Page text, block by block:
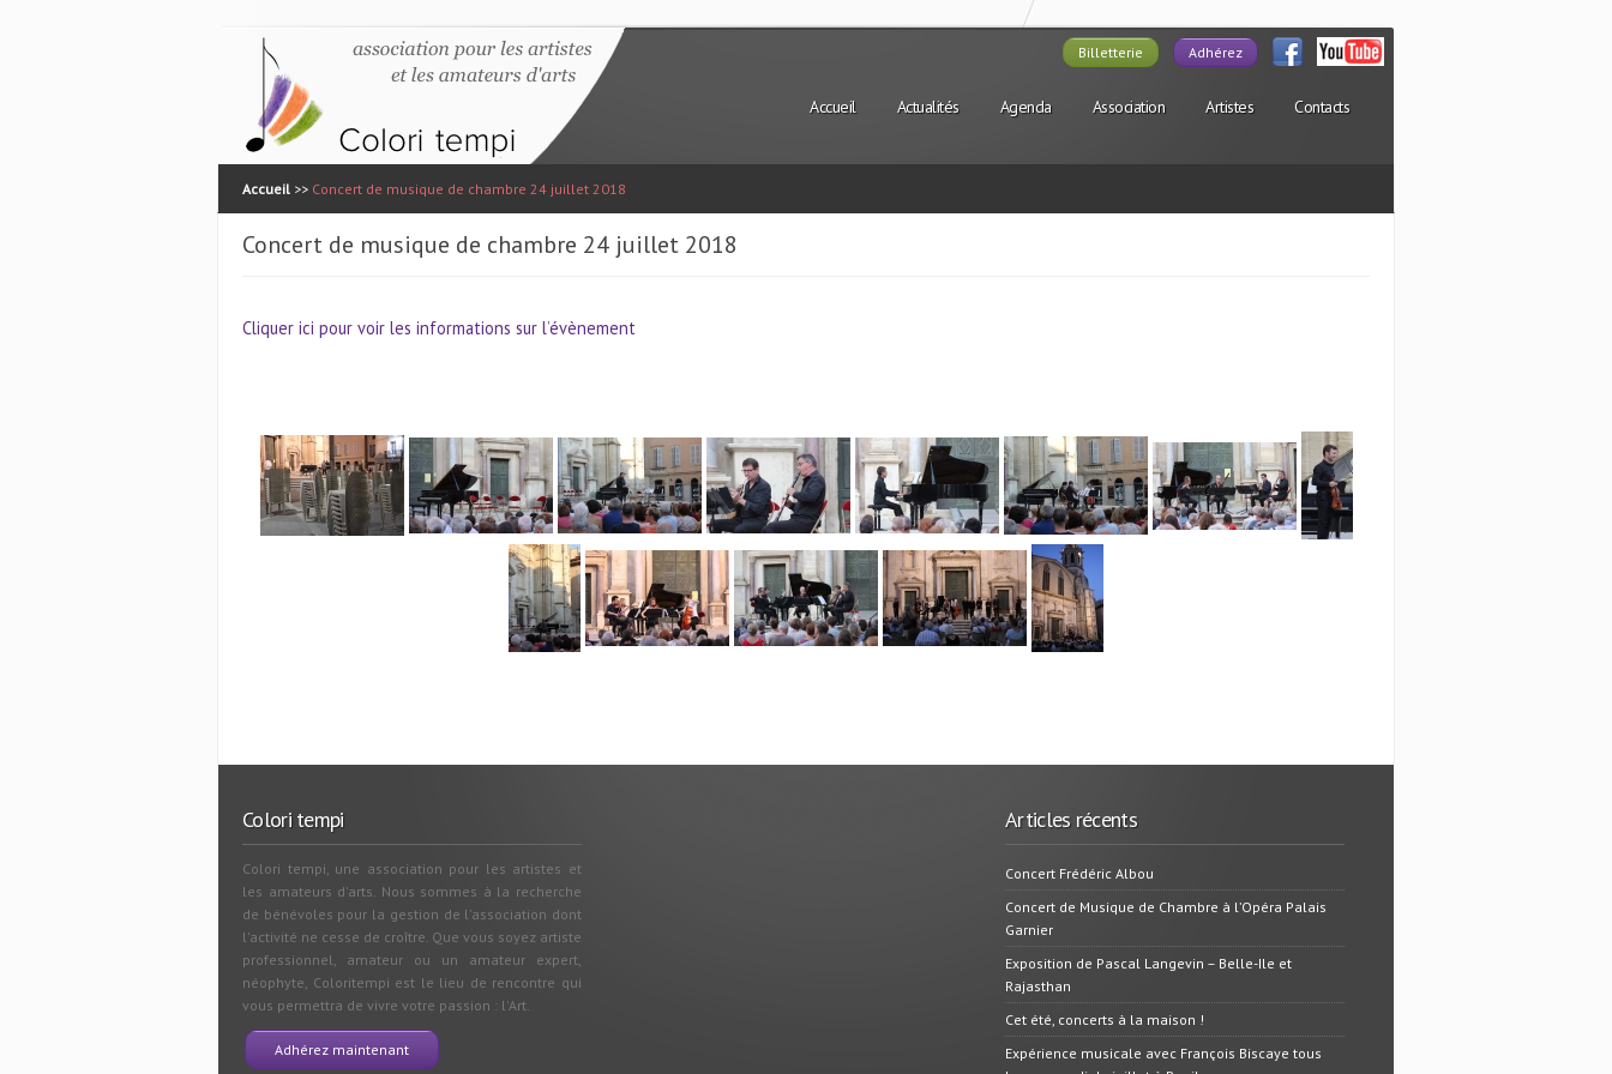
Accueil Actualités Agenda Association Artistes Contacts
Billetterie Adhérez
Accueil >> Concert de musique de chambre 24 juillet 2018
Concert de musique de chambre 24 juillet 2018
Cliquer ici pour voir les informations sur l’évènement
Colori tempi
Colori tempi, une association pour les artistes et
les amateurs d'arts. Nous sommes à la recherche
de bénévoles pour la gestion de l'association dont
l'activité ne cesse de croître. Que vous soyez artiste
professionnel, amateur ou un amateur expert,
néophyte, Coloritempi est le lieu de rencontre qui
vous permettra de vivre votre passion : l'Art.
Adhérez maintenant
Articles récents
Concert Frédéric Albou
Concert de Musique de Chambre à l’Opéra Palais
Garnier
Exposition de Pascal Langevin – Belle-Ile et
Rajasthan
Cet été, concerts à la maison !
Expérience musicale avec François Biscaye tous